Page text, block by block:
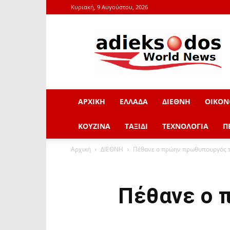
Κυριακή, 9 Αυγούστου, 2026
adieksodos.gr
ΑΡΧΙΚΗ ΕΛΛΑΔΑ ΔΙΕΘΝΗ
ΚΟΥΖΙΝΑ ΤΑΞΙΔΙ ΤΕΧΝΟΛΟΓΙΑ
Αρχική ΔΙΕΘΝΗ Πέθανε ο πρώην πρωθυπουργός
Πέθανε ο